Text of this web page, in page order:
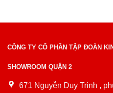
CÔNG TY CỔ PHẦN TẬP ĐOÀN
SHOWROOM QUẬN 2
671 Nguyễn Duy Trinh ,